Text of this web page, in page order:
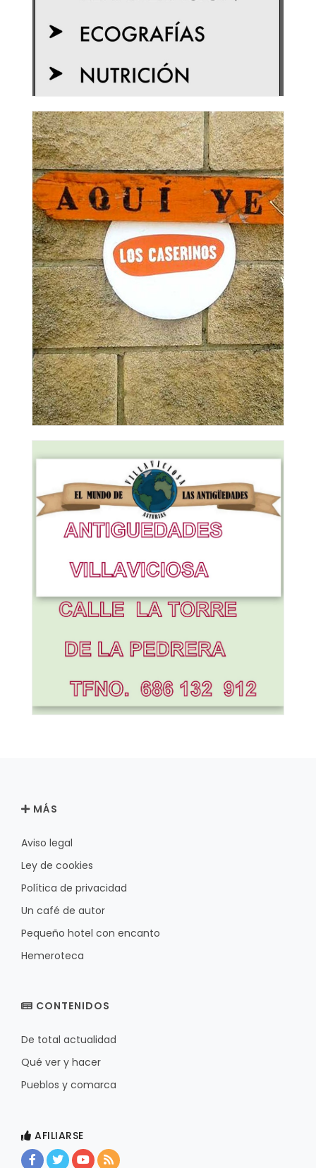
MÁS
Aviso legal
Ley de cookies
Política de privacidad
Un café de autor
Pequeño hotel con encanto
Hemeroteca
CONTENIDOS
De total actualidad
Qué ver y hacer
Pueblos y comarca
AFILIARSE